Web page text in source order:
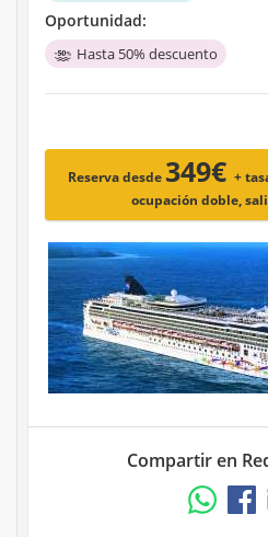
Oportunidad:
Hasta 50% descuento
Reserva desde 349€ +
ocupación doble,
Compartir en